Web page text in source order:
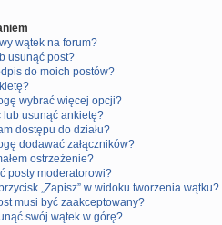
wątek na forum?
usunąć post?
do moich postów?
wybrać więcej opcji?
lub usunąć ankietę?
dostępu do działu?
dodawać załączników?
ostrzeżenie?
posty moderatorowi?
„Zapisz” w widoku tworzenia wątku?
musi być zaakceptowany?
swój wątek w górę?